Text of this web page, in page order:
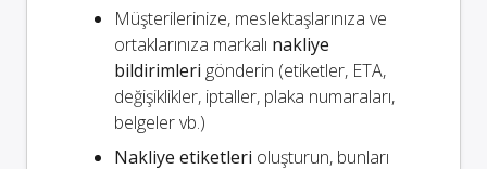
Müşterilerinize, meslektaşlarınıza ve
ortaklarınıza markalı nakliye
bildirimleri gönderin (etiketler, ETA,
değişiklikler, iptaller, plaka numaraları,
belgeler vb.)
Nakliye etiketleri oluşturun, bunları